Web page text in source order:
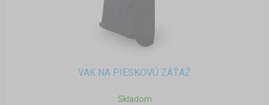
VAK NA PIESKOVÚ ZÁŤAŽ
Skladom